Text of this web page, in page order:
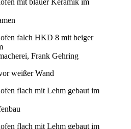
Frank Gehring